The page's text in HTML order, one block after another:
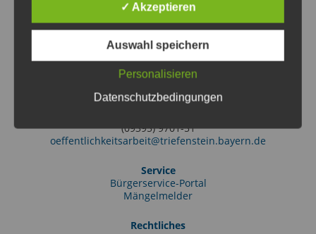
Markt Triefenstein
Rathausstraße 2
97855 Triefenstein OT Lengfurt
(09395) 97010
info@triefenstein.bayern.de
Tourist-Information
Friedrich-Ebert-Str. 38
(09395) 9701-51
oeffentlichkeitsarbeit@triefenstein.bayern.de
Service
Bürgerservice-Portal
Mängelmelder
Rechtliches
✓ Akzeptieren
Auswahl speichern
Personalisieren
Datenschutzbedingungen